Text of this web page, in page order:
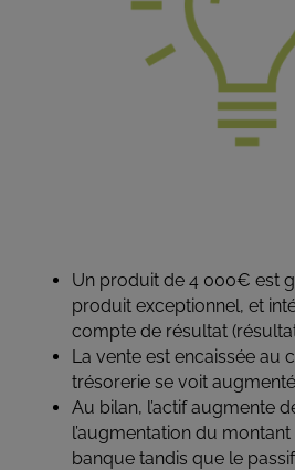
Un produit de 4 000€ est
produit exceptionnel, et
compte de résultat
La vente est encaissée au
trésorerie se voit
Au bilan, l’actif augmente
l’augmentation du
banque tandis que le